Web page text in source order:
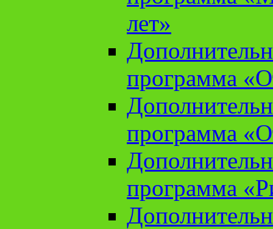
лет»
программа
программа
программа